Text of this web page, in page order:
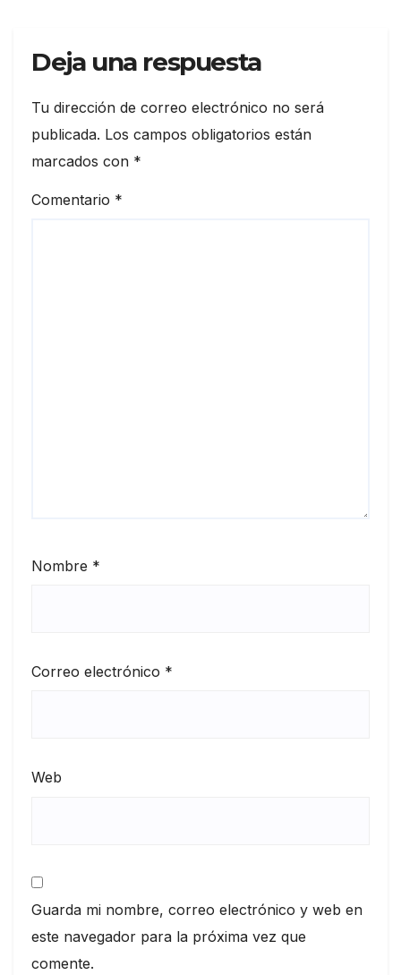
Deja una respuesta
Tu dirección de correo electrónico no será
publicada. Los campos obligatorios están
marcados con *
Comentario *
Nombre *
Correo electrónico *
Web
Guarda mi nombre, correo electrónico y web en
este navegador para la próxima vez que
comente.